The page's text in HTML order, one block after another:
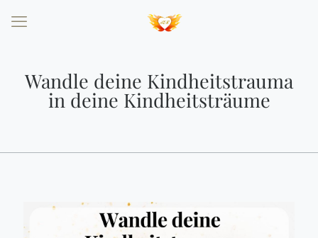
Wandle deine Kindheitstrauma
in deine Kindheitsträume